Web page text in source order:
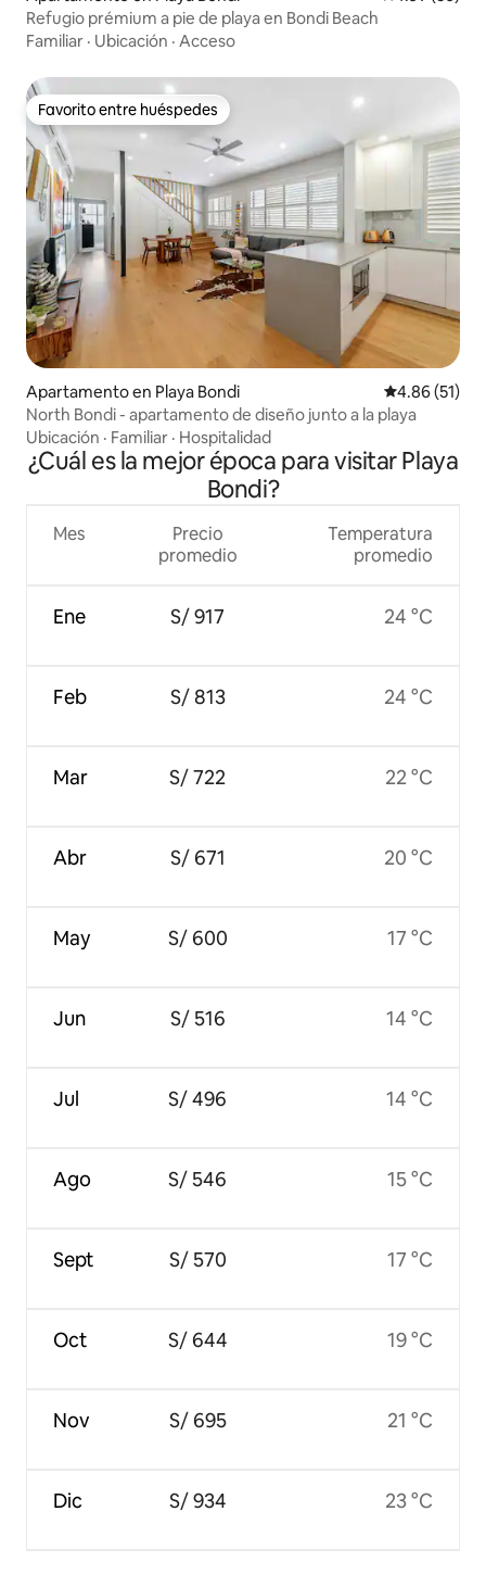
Refugio prémium a pie de playa en Bondi Beach
Familiar · Ubicación · Acceso
Favorito entre huéspedes
Favorito entre huéspedes
Apartamento en Playa Bondi Calificación
4.86 (51)
North Bondi - apartamento de diseño junto a la playa
Ubicación · Familiar · Hospitalidad
¿Cuál es la mejor época para visitar Playa
Bondi?
Mes
Ene
Feb
Mar
Abr
May
Jun
Jul
Ago
Sept
Oct
Nov
Dic
Precio
promedio
S/ 917
S/ 813
S/ 722
S/ 671
S/ 600
S/ 516
S/ 496
S/ 546
S/ 570
S/ 644
S/ 695
S/ 934
Temperatura
promedio
24 °C
24 °C
22 °C
20 °C
17 °C
14 °C
14 °C
15 °C
17 °C
19 °C
21 °C
23 °C